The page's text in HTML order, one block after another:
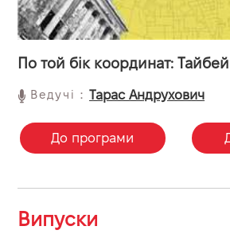
По той бік координат:
Ведучі：Тарас Андрухович
До програми
Випуски